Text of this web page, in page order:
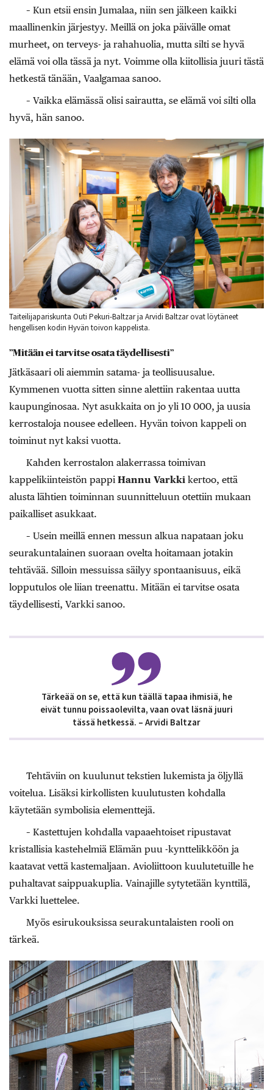
– Kun etsii ensin Jumalaa, niin sen jälkeen kaikki
maallinenkin järjestyy. Meillä on joka päivälle omat
murheet, on terveys- ja rahahuolia, mutta silti se hyvä
elämä voi olla tässä ja nyt. Voimme olla kiitollisia juuri tästä
hetkestä tänään, Vaalgamaa sanoo.
– Vaikka elämässä olisi sairautta, se elämä voi silti olla
hyvä, hän sanoo.
Taiteilijapariskunta Outi Pekuri-Baltzar ja Arvidi Baltzar ovat löytäneet
hengellisen kodin Hyvän toivon kappelista.
”Mitään ei tarvitse osata täydellisesti”
Jätkäsaari oli aiemmin satama- ja teollisuusalue.
Kymmenen vuotta sitten sinne alettiin rakentaa uutta
kaupunginosaa. Nyt asukkaita on jo yli 10 000, ja uusia
kerrostaloja nousee edelleen. Hyvän toivon kappeli on
toiminut nyt kaksi vuotta.
Kahden kerrostalon alakerrassa toimivan
kappelikiinteistön pappi Hannu Varkki kertoo, että
alusta lähtien toiminnan suunnitteluun otettiin mukaan
paikalliset asukkaat.
– Usein meillä ennen messun alkua napataan joku
seurakuntalainen suoraan ovelta hoitamaan jotakin
tehtävää. Silloin messuissa säilyy spontaanisuus, eikä
lopputulos ole liian treenattu. Mitään ei tarvitse osata
täydellisesti, Varkki sanoo.
Tärkeää on se, että kun täällä tapaa ihmisiä, he
eivät tunnu poissaolevilta, vaan ovat läsnä juuri
tässä hetkessä. – Arvidi Baltzar
Tehtäviin on kuulunut tekstien lukemista ja öljyllä
voitelua. Lisäksi kirkollisten kuulutusten kohdalla
käytetään symbolisia elementtejä.
– Kastettujen kohdalla vapaaehtoiset ripustavat
kristallisia kastehelmiä Elämän puu -kynttelikköön ja
kaatavat vettä kastemaljaan. Avioliittoon kuulutetuille he
puhaltavat saippuakuplia. Vainajille sytytetään kynttilä,
Varkki luettelee.
Myös esirukouksissa seurakuntalaisten rooli on
tärkeä.